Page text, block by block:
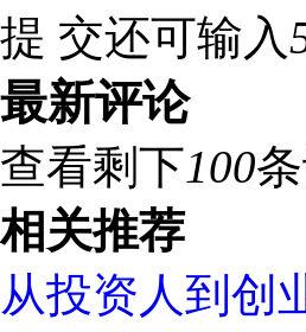
提 交还可输入
最新评论
查看剩下100
相关推荐
从投资人到创